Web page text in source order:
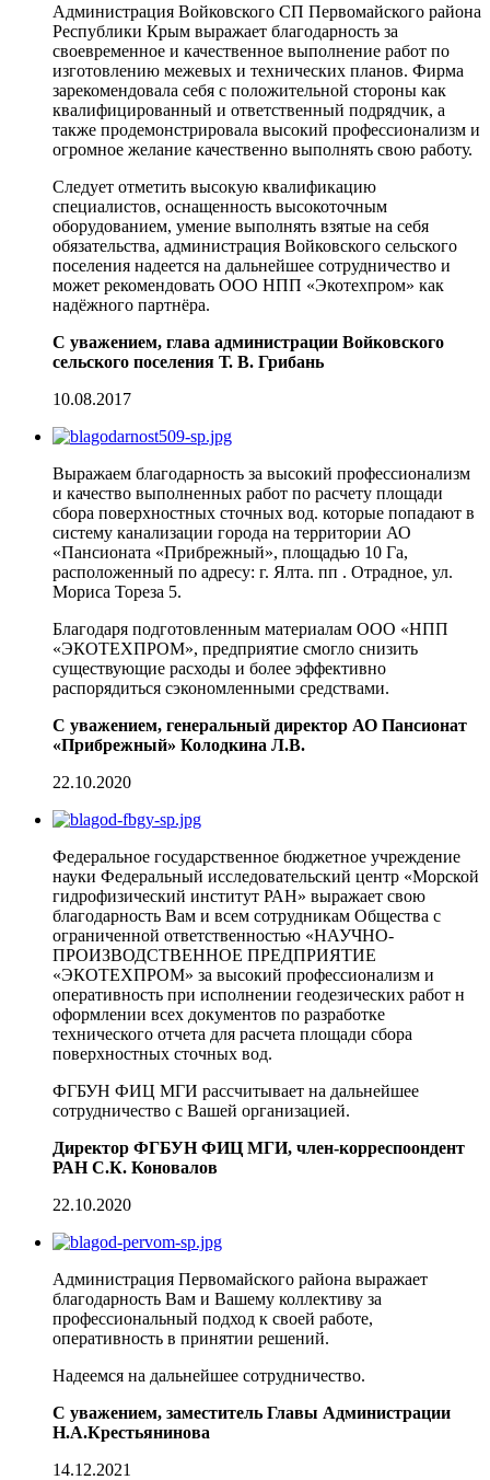
Администрация Войковского СП Первомайского района
Республики Крым выражает благодарность за
своевременное и качественное выполнение работ по
изготовлению межевых и технических планов. Фирма
зарекомендовала себя с положительной стороны как
квалифицированный и ответственный подрядчик, а
также продемонстрировала высокий профессионализм и
огромное желание качественно выполнять свою работу.
Следует отметить высокую квалификацию
специалистов, оснащенность высокоточным
оборудованием, умение выполнять взятые на себя
обязательства, администрация Войковского сельского
поселения надеется на дальнейшее сотрудничество и
может рекомендовать ООО НПП «Экотехпром» как
надёжного партнёра.
С уважением, глава администрации Войковского
сельского поселения Т. В. Грибань
10.08.2017
Выражаем благодарность за высокий профессионализм
и качество выполненных работ по расчету площади
сбора поверхностных сточных вод. которые попадают в
систему канализации города на территории АО
«Пансионата «Прибрежный», площадью 10 Га,
расположенный по адресу: г. Ялта. пп . Отрадное, ул.
Мориса Тореза 5.
Благодаря подготовленным материалам ООО «НПП
«ЭКОТЕХПРОМ», предприятие смогло снизить
существующие расходы и более эффективно
распорядиться сэкономленными средствами.
С уважением, генеральный директор АО Пансионат
«Прибрежный» Колодкина Л.В.
22.10.2020
Федеральное государственное бюджетное учреждение
науки Федеральный исследовательский центр «Морской
гидрофизический институт РАН» выражает свою
благодарность Вам и всем сотрудникам Общества с
ограниченной ответственностью «НАУЧНО-
ПРОИЗВОДСТВЕННОЕ ПРЕДПРИЯТИЕ
«ЭКОТЕХПРОМ» за высокий профессионализм и
оперативность при исполнении геодезических работ н
оформлении всех документов по разработке
технического отчета для расчета площади сбора
поверхностных сточных вод.
ФГБУН ФИЦ МГИ рассчитывает на дальнейшее
сотрудничество с Вашей организацией.
Директор ФГБУН ФИЦ МГИ, член-корреспоондент
РАН С.К. Коновалов
22.10.2020
Администрация Первомайского района выражает
благодарность Вам и Вашему коллективу за
профессиональный подход к своей работе,
оперативность в принятии решений.
Надеемся на дальнейшее сотрудничество.
С уважением, заместитель Главы Администрации
Н.А.Крестьянинова
14.12.2021